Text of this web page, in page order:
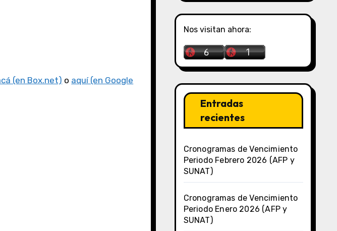
(en Box.net) o aquí (en Google
Nos visitan ahora:
Entradas
recientes
Cronogramas de Vencimiento
Periodo Febrero 2026 (AFP y
SUNAT)
Cronogramas de Vencimiento
Periodo Enero 2026 (AFP y
SUNAT)